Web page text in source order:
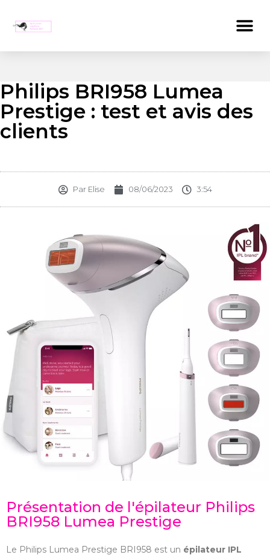
Philips BRI958 Lumea
Prestige : test et avis des
clients
ParElise 08/06/2023 3:54
Présentation de l'épilateur Philips
BRI958 Lumea Prestige
Le Philips Lumea Prestige BRI958 est un épilateur IPL